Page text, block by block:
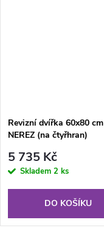
Revizní dvířka 60x80 cm
NEREZ (na čtyřhran)
5 735 Kč
Skladem 2 ks
DO KOŠÍKU